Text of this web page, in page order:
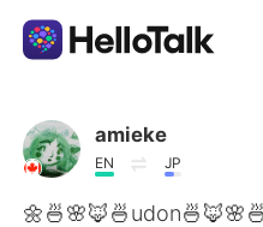
Aplicativo de troca
AI Grammar Checker
amieke
EN JP